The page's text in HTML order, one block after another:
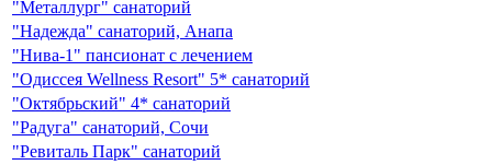
"Металлург" санаторий
"Надежда" санаторий, Анапа
"Нива-1" пансионат с лечением
"Одиссея Wellness Resort" 5* санаторий
"Октябрьский" 4* санаторий
"Радуга" санаторий, Сочи
"Ревиталь Парк" санаторий